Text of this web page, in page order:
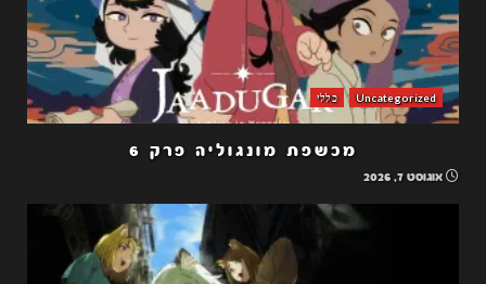
Uncategorized כללי
מכשפת מונגוליה פרק 6
אוגוסט 7, 2026